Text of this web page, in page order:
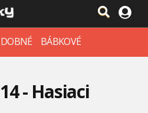
BÁBKOVÉ
- Hasiaci